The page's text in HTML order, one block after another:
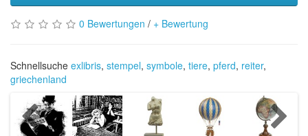
0 Bewertungen / + Bewertung
Schnellsuche exlibris, stempel, symbole, tiere, pferd, reiter,
griechenland